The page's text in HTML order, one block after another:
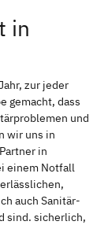
in
zur jeder
gemacht, dass
und
wir uns in
in
einem Notfall
auch Sanitär-
sind. sicherlich,